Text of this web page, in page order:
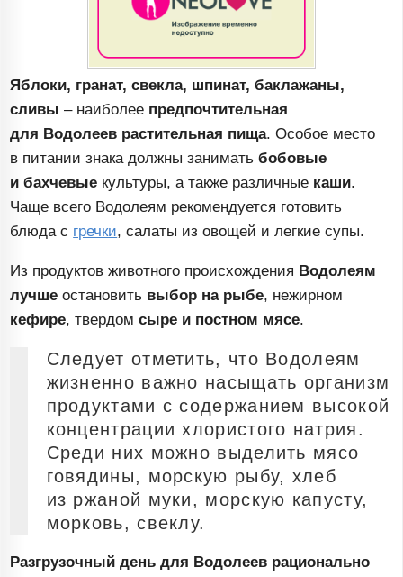
Яблоки, гранат, свекла, шпинат, баклажаны,
сливы – наиболее предпочтительная
для Водолеев растительная пища. Особое место
в питании знака должны заниматьбобовые
и бахчевые культуры, а также различные каши.
Чаще всего Водолеям рекомендуется готовить
блюда с гречки, салаты из овощей и легкие супы.
Из продуктов животного происхождения Водолеям
лучшеостановить выбор на рыбе, нежирном
кефире, твердомсыре и постном мясе.
Следует отметить, что Водолеям
жизненно важно насыщать организм
продуктами с содержанием высокой
концентрации хлористого натрия.
Среди них можно выделить мясо
говядины, морскую рыбу, хлеб
из ржаной муки, морскую капусту,
морковь, свеклу.
Разгрузочный день для Водолеев рационально